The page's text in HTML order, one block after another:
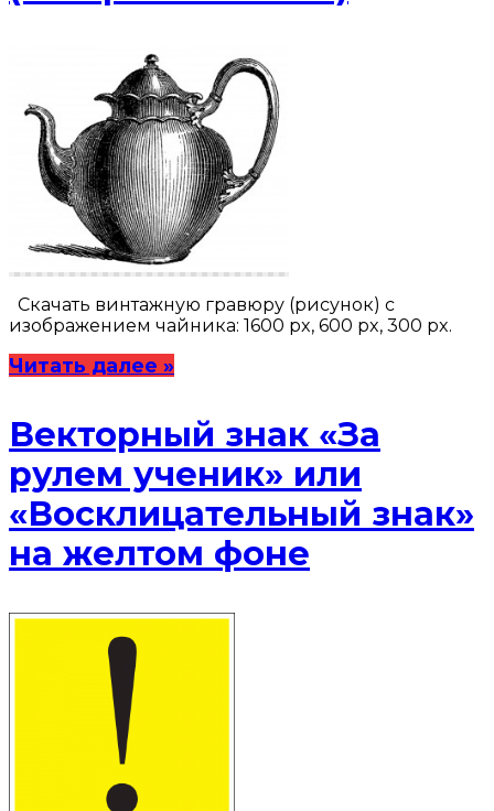
Скачать винтажную гравюру (рисунок) с
изображением чайника: 1600 px, 600 px, 300 px.
Читать далее »
Векторный знак «За
рулем ученик» или
«Восклицательный знак»
на желтом фоне